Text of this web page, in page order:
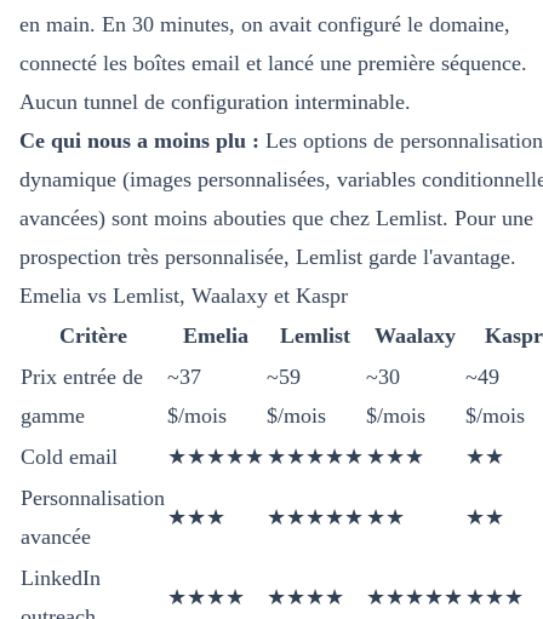
en main. En 30 minutes, on avait configuré le domaine,
connecté les boîtes email et lancé une première séquence.
Aucun tunnel de configuration interminable.
Ce qui nous a moins plu : Les options de personnalisation
dynamique (images personnalisées, variables
avancées) sont moins abouties que chez Lemlist. Pour une
prospection très personnalisée, Lemlist garde l'avantage.
Emelia vs Lemlist, Waalaxy et Kaspr
Critère
Emelia Lemlist Waalaxy
Kaspr
Prix entrée de
gamme
~37
$/mois
~59
$/mois
~30
$/mois
~49
$/mois
Cold email
★★★★★ ★★★★★ ★★★
★★
Personnalisation
avancée
★★★ ★★★★★ ★★ ★★
LinkedIn
★★★★ ★★★★ ★★★★★ ★★★